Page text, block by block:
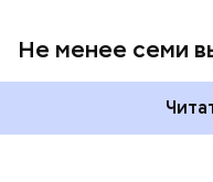
Не менее семи